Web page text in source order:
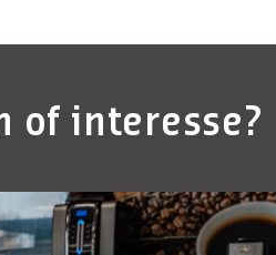
of interesse?